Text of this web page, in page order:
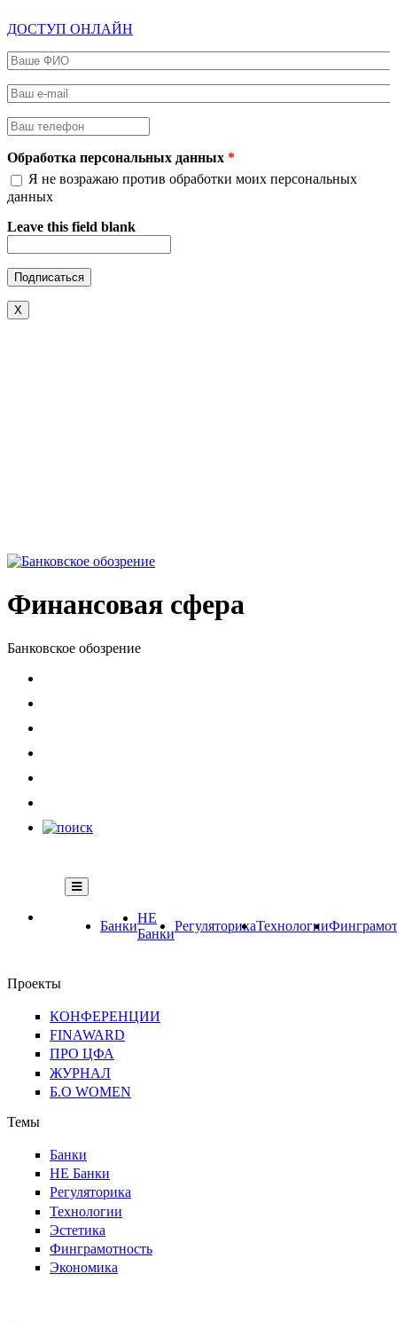
ДОСТУП ОНЛАЙН
Ваше ФИО
Ваш e-mail
Ваш телефон
Обработка персональных данных *
Я не возражаю против обработки моих персональных
данных
Leave this field blank
X
Финансовая сфера
Банковское обозрение
Банки
НЕ
Банки
РегуляторикаТехнологии
Проекты
КОНФЕРЕНЦИИ
FINAWARD
ПРО ЦФА
ЖУРНАЛ
Б.О WOMEN
Темы
Банки
НЕ Банки
Регуляторика
Технологии
Эстетика
Финграмотность
Экономика